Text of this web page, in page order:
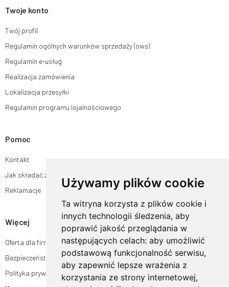
Używamy plików cookie
Ta witryna korzysta z plików cookie i
innych technologii śledzenia, aby
poprawić jakość przeglądania w
następujących celach: aby umożliwić
podstawową funkcjonalność serwisu,
aby zapewnić lepsze wrażenia z
korzystania ze strony internetowej,
Twoje konto
Twój profil
Regulamin ogólnych warunków sprzedaży (ows)
Regulamin e-usług
Realizacja zamówienia
Lokalizacja przesyłki
Regulamin programu lojalnościowego
Pomoc
Kontakt
Jak składać zamówienia w sklepie ogrodyhildegardy.pl?
Reklamacje
Więcej
Oferta dla firm
Bezpieczeństwo płatności
Polityka prywatności